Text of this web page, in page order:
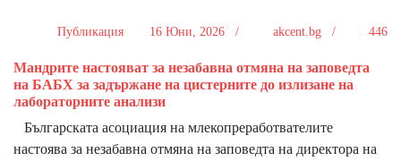
Публикация 16 Юни, 2026 / akcent.bg / 446
Мандрите настояват за незабавна отмяна на заповедта
на БАБХ за задържане на цистерните до излизане на
лабораторните анализи
Българската асоциация на млекопреработвателите
настоява за незабавна отмяна на заповедта на директора на